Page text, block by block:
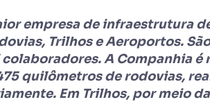
empresa de infraestrutura
Trilhos e Aeroportos.
A Companhia é
quilômetros de rodovias,
Em Trilhos, por meio